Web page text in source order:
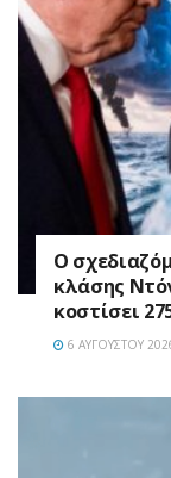
Ο
κλάσης
κοστίσει
6 ΑΥΓΟΎΣΤΟΥ